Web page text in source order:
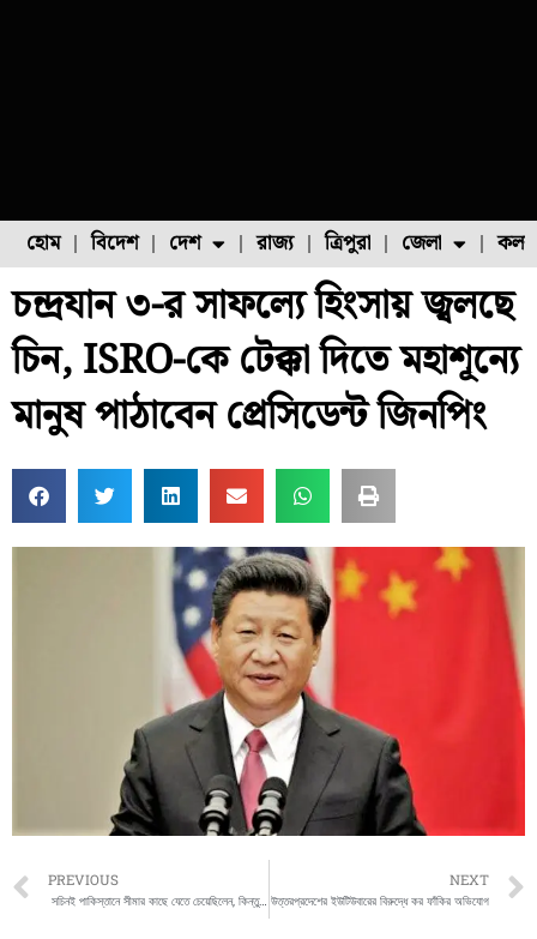
হোম বিদেশ দেশ
ফুল চাষ ফল চাষ মাছ চাষ পোল্ট্রি চাষ
রাজ্য ত্রিপুরা জেলা
উত্তর ২৪ পরগনা
চন্দ্রযান ৩-র সাফল্যে হিংসায় জ্বলছে
চিন, ISRO-কে টেক্কা দিতে মহাশূন্যে
মানুষ পাঠাবেন প্রেসিডেন্ট জিনপিং
Prev
PREVIOUS
সচিনই পাকিস্তানে সীমার কাছে যেতে চেয়েছিলেন, কিন্তু প্রেমিকের হাতের ট্যাটু দেখে নিষেধ করেন তিনি,দাবি সীমা হায়দরের
NEXT
উত্তরপ্রদেশের ইউটিউবারের বিরুদ্ধে কর ফাঁকির অভিযোগ